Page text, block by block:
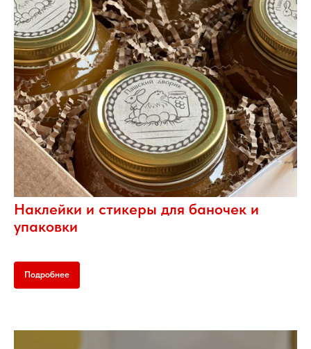
Наклейки и стикеры для баночек и
упаковки
Подробнее